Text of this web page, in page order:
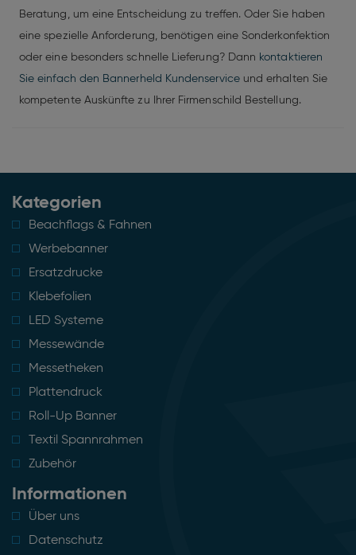
Beratung, um eine Entscheidung zu treffen. Oder Sie haben
eine spezielle Anforderung, benötigen eine Sonderkonfektion
oder eine besonders schnelle Lieferung? Dann kontaktieren
Sie einfach den Bannerheld Kundenserviceund erhalten Sie
kompetente Auskünfte zu Ihrer Firmenschild Bestellung.
Kategorien
Beachflags & Fahnen
Werbebanner
Ersatzdrucke
Klebefolien
LED Systeme
Messewände
Messetheken
Plattendruck
Roll-Up Banner
Textil Spannrahmen
Zubehör
Informationen
Über uns
Datenschutz